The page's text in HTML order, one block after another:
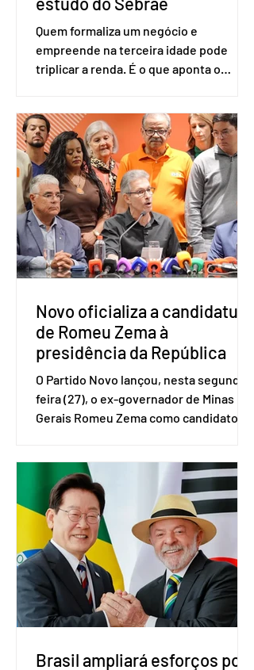
Quem formaliza um negócio e
empreende na terceira idade pode
triplicar a renda. É o que aponta o
Amostra de Domicílio (PNAD Contínua),
do Serviço Brasileiro de Apoio às Micro
e Pequenas Empresas (Sebrae),
realizado a partir de dados do Instituto
Brasileiro de Geografia e Estatística
(IBGE). O estudo do Sebrae mostra que,
no quarto trimestre de 2025, os
empreendedores 60+ formalizados
atingiram o maior rendime
Novo oficializa a candidatura
de Romeu Zema à
presidência da República
O Partido Novo lançou, nesta segunda-
feira (27), o ex-governador de Minas
Gerais Romeu Zema como candidato à
Brasília. O Novo ainda não definiu quem
vai compor a chapa como candidato a
vice-presidente. A convenção contou
com a presença do presidente nacional
do partido, Eduardo Ribeiro, e do
senador Eduardo Girão, filiado ao Novo
desde fevereiro de 2023. Formado em
administração de empresas pela
Fundaç
Brasil ampliará esforços por